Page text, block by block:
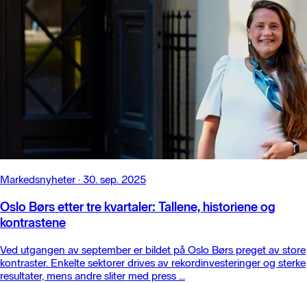
Markedsnyheter · 30. sep. 2025
Oslo Børs etter tre kvartaler: Tallene, historiene og
kontrastene
Ved utgangen av september er bildet på Oslo Børs preget av store
kontraster. Enkelte sektorer drives av rekordinvesteringer og sterke
resultater, mens andre sliter med press ...